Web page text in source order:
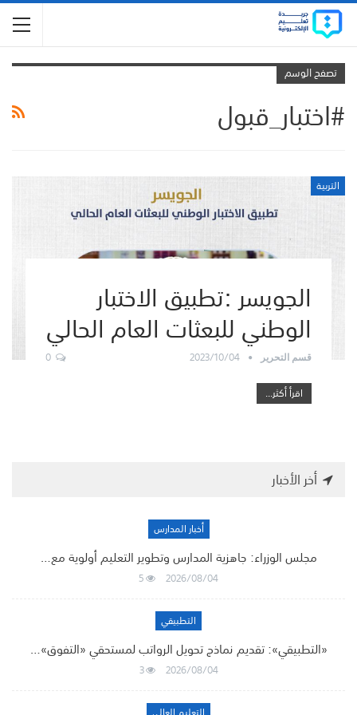
تصفح الوسم
#اختبار_قبول
التربية
الجويسر :تطبيق الاختبار
الوطني للبعثات العام الحالي
قسم التحرير 2023/10/04
0
اقرأ أكثر...
أخر الأخبار
أخبار المدارس
مجلس الوزراء: جاهزية المدارس وتطوير التعليم أولوية مع…
2026/08/04
5
التطبيقي
«التطبيقي»: تقديم نماذج تحويل الرواتب لمستحقي «التفوق»…
2026/08/04
3